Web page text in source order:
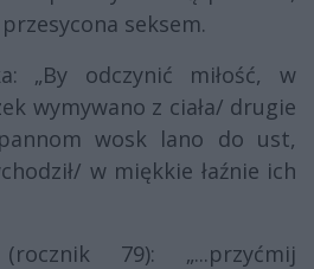
seksem.
„By odczynić miłość, w
wymywano z ciała/ drugie
wosk lano do ust,
w miękkie łaźnie ich
79): „...przyćmij